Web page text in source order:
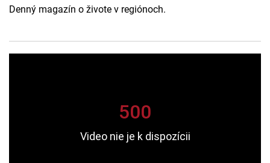
Denný magazín o živote v regiónoch.